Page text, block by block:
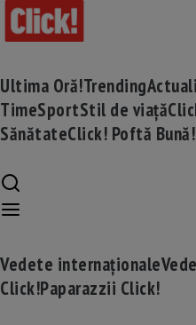
Ultima Oră!Trending
TimeSportStil de viață
SănătateClick! Poftă Bună!
Vedete internaționale
Click!Paparazzii Click!